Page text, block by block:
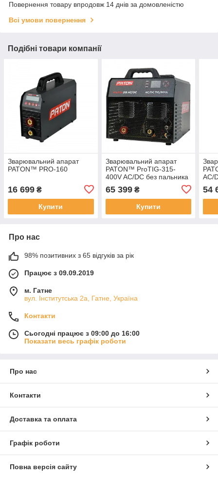
Повернення товару впродовж 14 днів за домовленістю
Всі умови повернення
Подібні товари компанії
Зварювальний апарат
PATON™ PRO-160
16 699 ₴
Купити
Зварювальний апарат
PATON™ ProTIG-315-
400V AC/DC без пальника
65 399₴
Купити
AC/
54
Про нас
98% позитивних з 65 відгуків за рік
Працює з 09.09.2019
м. Гатне
вул. Інститутська 2а, Гатне, Україна
Контакти
Сьогодні працює з 09:00 до 16:00
Показати весь графік роботи
Про нас
Контакти
Доставка та оплата
Графік роботи
Повна версія сайту